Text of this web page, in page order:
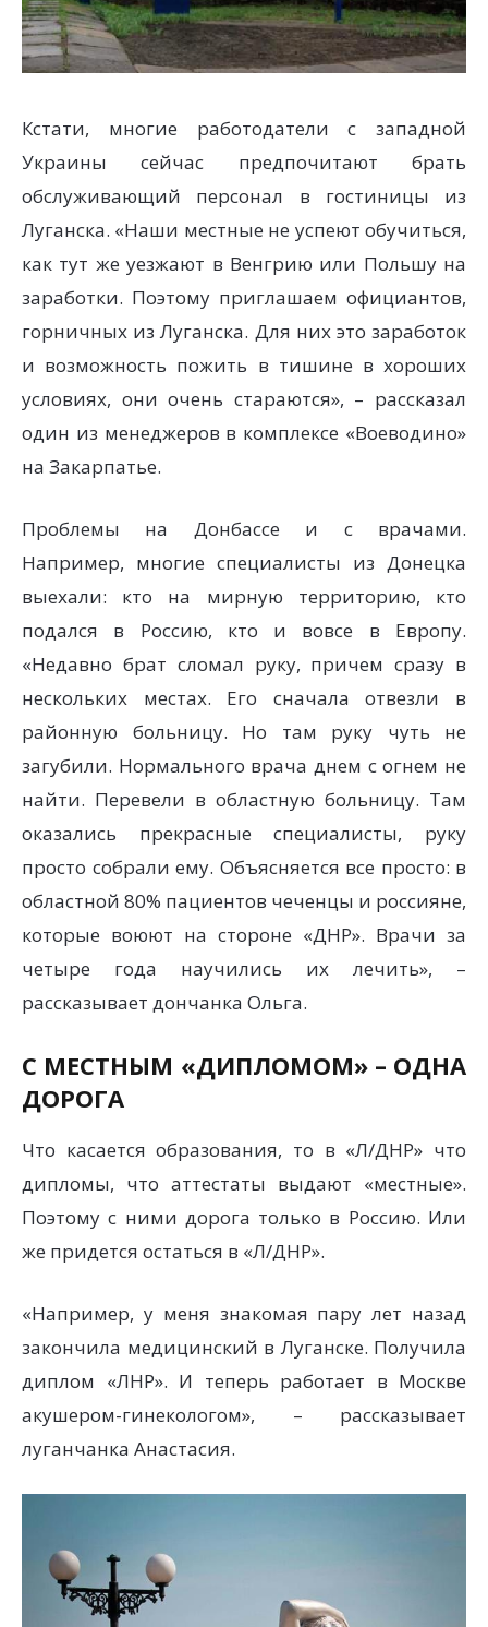
Кстати, многие работодатели с западной
Украины сейчас предпочитают брать
обслуживающий персонал в гостиницы из
Луганска. «Наши местные не успеют обучиться,
как тут же уезжают в Венгрию или Польшу на
заработки. Поэтому приглашаем официантов,
горничных из Луганска. Для них это заработок
и возможность пожить в тишине в хороших
условиях, они очень стараются», – рассказал
один из менеджеров в комплексе «Воеводино»
на Закарпатье.
Проблемы на Донбассе и с врачами.
Например, многие специалисты из Донецка
выехали: кто на мирную территорию, кто
подался в Россию, кто и вовсе в Европу.
«Недавно брат сломал руку, причем сразу в
нескольких местах. Его сначала отвезли в
районную больницу. Но там руку чуть не
загубили. Нормального врача днем с огнем не
найти. Перевели в областную больницу. Там
оказались прекрасные специалисты, руку
просто собрали ему. Объясняется все просто: в
областной 80% пациентов чеченцы и россияне,
которые воюют на стороне «ДНР». Врачи за
четыре года научились их лечить», –
рассказывает дончанка Ольга.
С МЕСТНЫМ «ДИПЛОМОМ» – ОДНА
ДОРОГА
Что касается образования, то в «Л/ДНР» что
дипломы, что аттестаты выдают «местные».
Поэтому с ними дорога только в Россию. Или
же придется остаться в «Л/ДНР».
«Например, у меня знакомая пару лет назад
закончила медицинский в Луганске. Получила
диплом «ЛНР». И теперь работает в Москве
акушером-гинекологом», – рассказывает
луганчанка Анастасия.